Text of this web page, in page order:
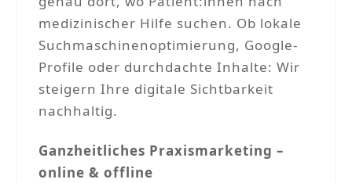
medizinischer Hilfe suchen. Ob lokale
Suchmaschinenoptimierung, Google-
Profile oder durchdachte Inhalte: Wir
steigern Ihre digitale Sichtbarkeit
nachhaltig.
Ganzheitliches Praxismarketing –
online & offline